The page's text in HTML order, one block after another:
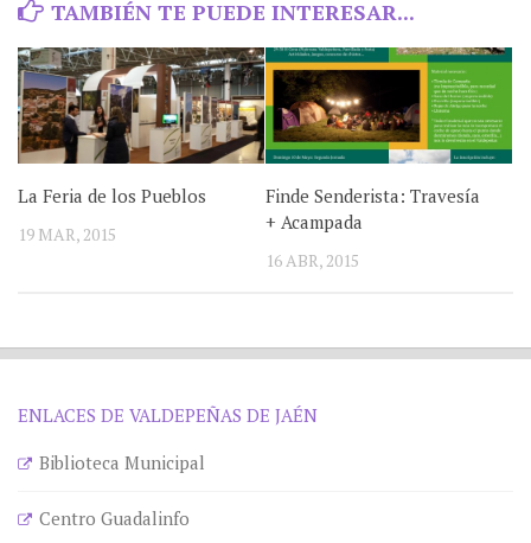
TAMBIÉN TE PUEDE INTERESAR...
La Feria de los Pueblos
19 MAR, 2015
Finde Senderista: Travesía
+ Acampada
16 ABR, 2015
ENLACES DE VALDEPEÑAS DE JAÉN
Biblioteca Municipal
Centro Guadalinfo